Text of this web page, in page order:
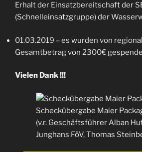
Erhalt der Einsatzbereitschaft der
(Schnelleinsatzgruppe) der
01.03.2019 – es wurden von
Gesamtbetrag von 2300€
Vielen Dank !!!
Scheckübergabe Maier
(v.r. Geschäftsführer Alban
Junghans FöV, Thomas